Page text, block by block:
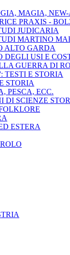
MAGIA, NEW-
PRAXIS -
JUDICARIA
MARTINO
ALTO GARDA
DEGLI USI E
GUERRA DI
TESTI E STORIA
STORIA
PESCA, ECC.
DI SCIENZE
ESTERA